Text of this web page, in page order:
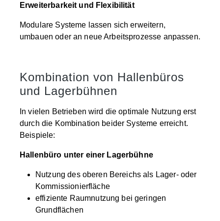
Erweiterbarkeit und Flexibilität
Modulare Systeme lassen sich erweitern,
umbauen oder an neue Arbeitsprozesse anpassen.
Kombination von Hallenbüros
und Lagerbühnen
In vielen Betrieben wird die optimale Nutzung erst
durch die Kombination beider Systeme erreicht.
Beispiele:
Hallenbüro unter einer Lagerbühne
Nutzung des oberen Bereichs als Lager- oder
Kommissionierfläche
effiziente Raumnutzung bei geringen
Grundflächen